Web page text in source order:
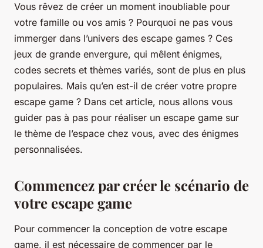
Vous rêvez de créer un moment inoubliable pour
votre famille ou vos amis ? Pourquoi ne pas vous
immerger dans l’univers des escape games ? Ces
jeux de grande envergure, qui mêlent énigmes,
codes secrets et thèmes variés, sont de plus en plus
populaires. Mais qu’en est-il de créer votre propre
escape game ? Dans cet article, nous allons vous
guider pas à pas pour réaliser un escape game sur
le thème de l’espace chez vous, avec des énigmes
personnalisées.
Commencez par créer le scénario de
votre escape game
Pour commencer la conception de votre escape
game, il est nécessaire de commencer par le